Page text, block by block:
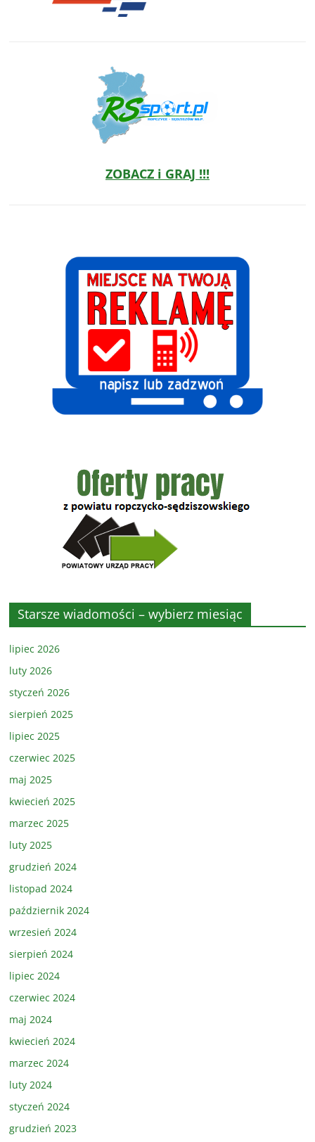
ZOBACZ i GRAJ !!!
Starsze wiadomości – wybierz miesiąc
lipiec 2026
luty 2026
styczeń 2026
sierpień 2025
lipiec 2025
czerwiec 2025
maj 2025
kwiecień 2025
marzec 2025
luty 2025
grudzień 2024
listopad 2024
październik 2024
wrzesień 2024
sierpień 2024
lipiec 2024
czerwiec 2024
maj 2024
kwiecień 2024
marzec 2024
luty 2024
styczeń 2024
grudzień 2023